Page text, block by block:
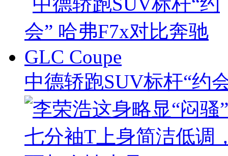
中德轿跑SUV标杆“约